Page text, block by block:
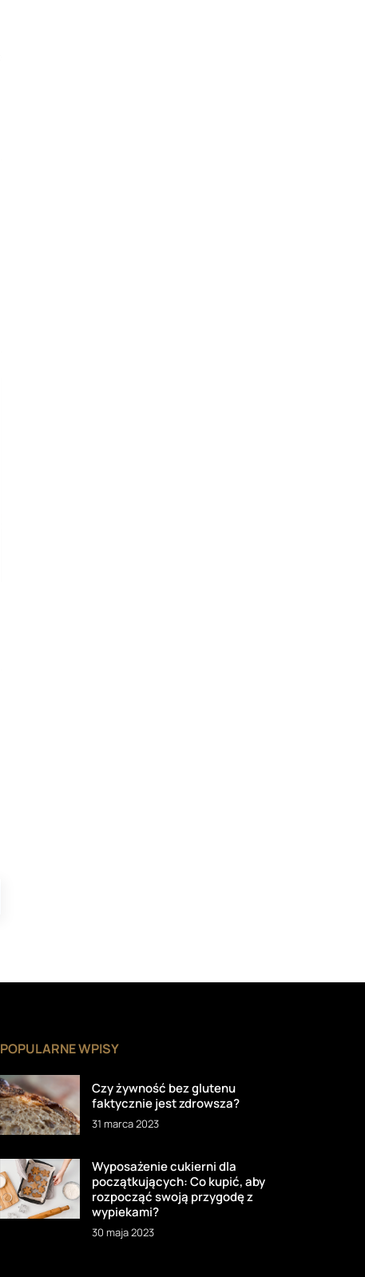
POPULARNE WPISY
Czy żywność bez glutenu
faktycznie jest zdrowsza?
31 marca 2023
Wyposażenie cukierni dla
początkujących: Co kupić, aby
rozpocząć swoją przygodę z
wypiekami?
30 maja 2023